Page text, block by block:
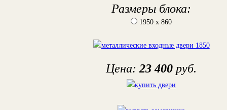
Размеры блока:
1950 х 860
Цена:23 400 руб.